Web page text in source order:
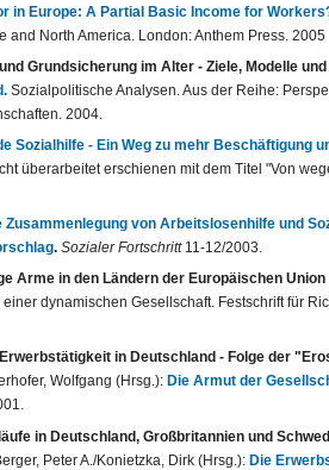
in Europe: A Partial Basic Income for
and North America. London: Anthem Press. 2005
Grundsicherung im Alter - Ziele, Modelle
Sozialpolitische Analysen. Aus der Reihe:
2004.
Sozialhilfe - Ein Weg zu mehr Beschäftigung
überarbeitet erschienen mit dem Titel "Von
Zusammenlegung von Arbeitslosenhilfe und
. Sozialer Fortschritt 11-12/2003.
Arme in den Ländern der Europäischen Union
dynamischen Gesellschaft. Festschrift für
in Deutschland - Folge der
Wolfgang (Hrsg.): Die Armut der
in Deutschland, Großbritannien und
Peter A./Konietzka, Dirk (Hrsg.): Die